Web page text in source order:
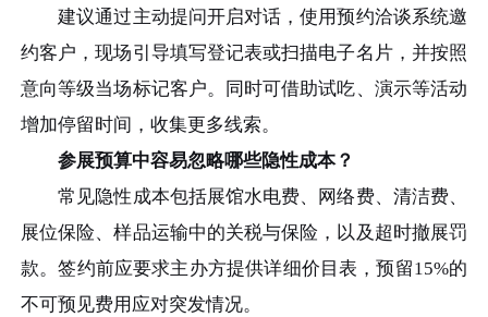
建议通过主动提问开启对话，使用预约洽谈系统邀
约客户，现场引导填写登记表或扫描电子名片，并按照
意向等级当场标记客户。同时可借助试吃、演示等活动
增加停留时间，收集更多线索。
参展预算中容易忽略哪些隐性成本？
常见隐性成本包括展馆水电费、网络费、清洁费、
展位保险、样品运输中的关税与保险，以及超时撤展罚
款。签约前应要求主办方提供详细价目表，预留15%的
不可预见费用应对突发情况。